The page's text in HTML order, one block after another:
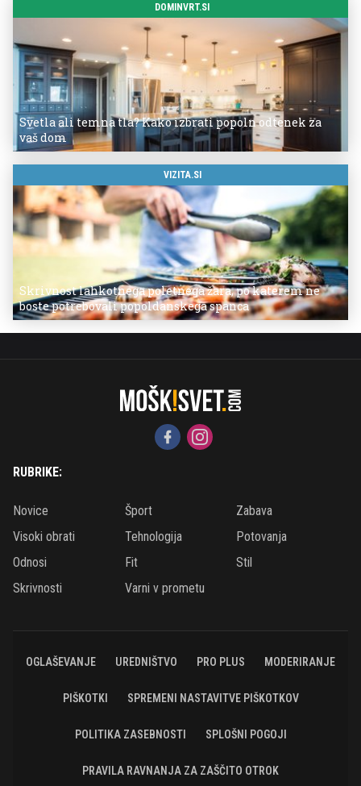
DOMINVRT.SI
Svetla ali temna tla? Kako izbrati popoln odtenek za
vaš dom
VIZITA.SI
Skrivnost lahkotnega poletnega žara, po katerem ne
boste potrebovali popoldanskega spanca
RUBRIKE:
Novice Šport
Zabava
Visoki obrati
Tehnologija
Potovanja
Odnosi
Fit
Stil
Skrivnosti
Varni v prometu
OGLAŠEVANJE UREDNIŠTVO PRO PLUS MODERIRANJE
PIŠKOTKI SPREMENI NASTAVITVE PIŠKOTKOV
POLITIKA ZASEBNOSTI SPLOŠNI POGOJI
PRAVILA RAVNANJA ZA ZAŠČITO OTROK